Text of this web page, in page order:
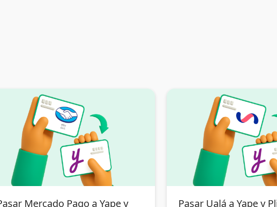
Mercado Pago a Yape y Pasar Ualá a Yape y